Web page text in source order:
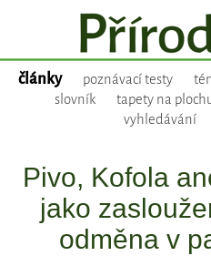
články poznávací testy
slovník
tapety na
vyhledávání
Pivo, Kofola
jako
odměna v